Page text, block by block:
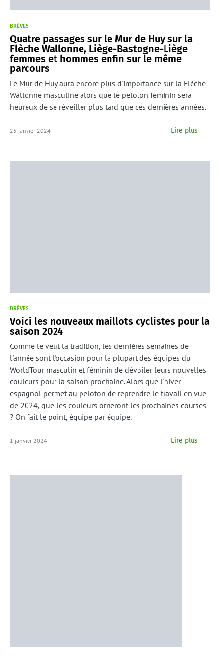
BRÈVES
Quatre passages sur le Mur de Huy sur la
Flèche Wallonne, Liège-Bastogne-Liège
femmes et hommes enfin sur le même
parcours
Le Mur de Huy aura encore plus d'importance sur la Flèche
Wallonne masculine alors que le peloton féminin sera
heureux de se réveiller plus tard que ces dernières années.
25 janvier 2024 Lire plus
BRÈVES
Voici les nouveaux maillots cyclistes pour la
saison 2024
Comme le veut la tradition, les dernières semaines de
l'année sont l'occasion pour la plupart des équipes du
WorldTour masculin et féminin de dévoiler leurs nouvelles
couleurs pour la saison prochaine. Alors que l'hiver
espagnol permet au peloton de reprendre le travail en vue
de 2024, quelles couleurs orneront les prochaines courses
? On fait le point, équipe par équipe.
1 janvier 2024 Lire plus